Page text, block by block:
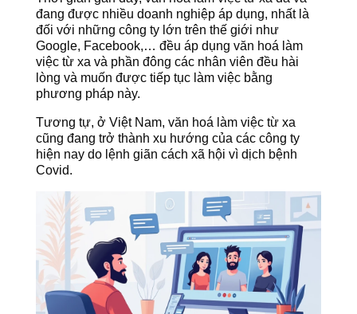
đang được nhiều doanh nghiệp áp dụng, nhất là
đối với những công ty lớn trên thế giới như
Google, Facebook,… đều áp dụng văn hoá làm
việc từ xa và phần đông các nhân viên đều hài
lòng và muốn được tiếp tục làm việc bằng
phương pháp này.
Tương tự, ở Việt Nam, văn hoá làm việc từ xa
cũng đang trở thành xu hướng của các công ty
hiện nay do lệnh giãn cách xã hội vì dịch bệnh
Covid.